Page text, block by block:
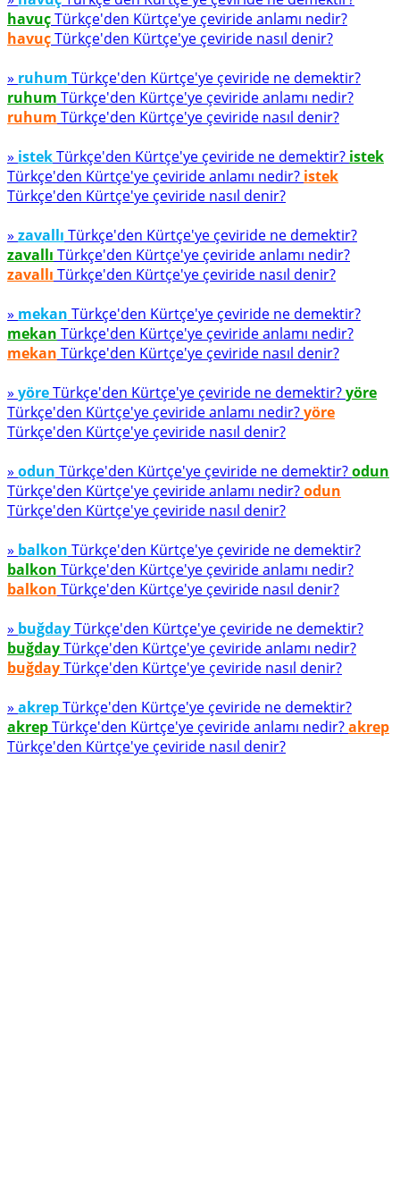
havuçTürkçe'den Kürtçe'ye çeviride anlamı nedir?
havuçTürkçe'den Kürtçe'ye çeviride nasıl denir?
» ruhum Türkçe'den Kürtçe'ye çeviride ne demektir?
ruhum Türkçe'den Kürtçe'ye çeviride anlamı nedir?
ruhum Türkçe'den Kürtçe'ye çeviride nasıl denir?
» istekTürkçe'den Kürtçe'ye çeviride ne demektir? istek
Türkçe'den Kürtçe'ye çeviride anlamı nedir? istek
Türkçe'den Kürtçe'ye çeviride nasıl denir?
» zavallı Türkçe'den Kürtçe'ye çeviride ne demektir?
zavallı Türkçe'den Kürtçe'ye çeviride anlamı nedir?
zavallı Türkçe'den Kürtçe'ye çeviride nasıl denir?
» mekan Türkçe'den Kürtçe'ye çeviride ne demektir?
mekan Türkçe'den Kürtçe'ye çeviride anlamı nedir?
mekan Türkçe'den Kürtçe'ye çeviride nasıl denir?
» yöreTürkçe'den Kürtçe'ye çeviride ne demektir?yöre
Türkçe'den Kürtçe'ye çeviride anlamı nedir?yöre
Türkçe'den Kürtçe'ye çeviride nasıl denir?
» odun Türkçe'den Kürtçe'ye çeviride ne demektir?odun
Türkçe'den Kürtçe'ye çeviride anlamı nedir?odun
Türkçe'den Kürtçe'ye çeviride nasıl denir?
» balkon Türkçe'den Kürtçe'ye çeviride ne demektir?
balkon Türkçe'den Kürtçe'ye çeviride anlamı nedir?
balkon Türkçe'den Kürtçe'ye çeviride nasıl denir?
» buğdayTürkçe'den Kürtçe'ye çeviride ne demektir?
buğdayTürkçe'den Kürtçe'ye çeviride anlamı nedir?
buğdayTürkçe'den Kürtçe'ye çeviride nasıl denir?
» akrepTürkçe'den Kürtçe'ye çeviride ne demektir?
akrepTürkçe'den Kürtçe'ye çeviride anlamı nedir?akrep
Türkçe'den Kürtçe'ye çeviride nasıl denir?